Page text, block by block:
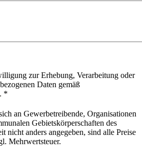
zur Erhebung, Verarbeitung oder
Daten gemäß
. *
an Gewerbetreibende, Organisationen
Gebietskörperschaften des
nicht anders angegeben, sind alle Preise
Mehrwertsteuer.